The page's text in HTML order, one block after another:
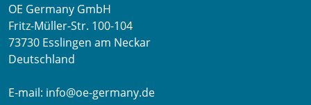
OE Germany GmbH
Fritz-Müller-Str. 100-104​
73730 Esslingen am Neckar​
Deutschland
E-mail: info@oe-germany.de